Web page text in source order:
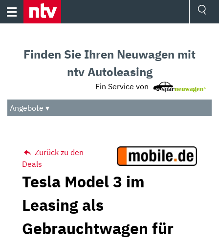
Skip
Audio
Das Beste
Finden Sie Ihren Neuwagen mit
ntv Autoleasing
Ein Service von
Angebote ▾
Zurück zu den
Deals
Tesla Model 3 im
Leasing als
Gebrauchtwagen für